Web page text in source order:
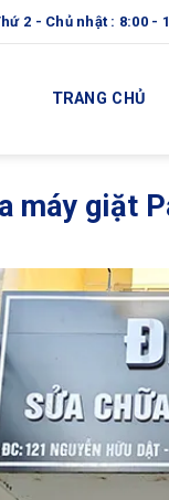
2 - Chủ nhật : 8:00 -
TRANG CHỦ
máy giặt